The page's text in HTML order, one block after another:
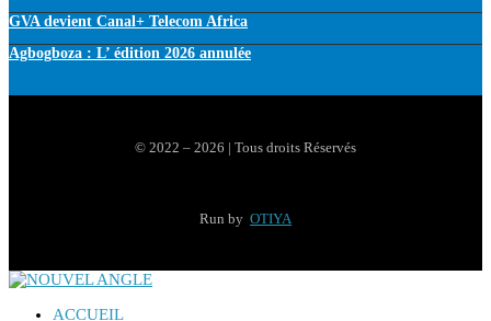
GVA devient Canal+ Telecom Africa
Agbogboza : L’ édition 2026 annulée
© 2022 – 2026 | Tous droits Réservés
Run by OTIYA
ACCUEIL